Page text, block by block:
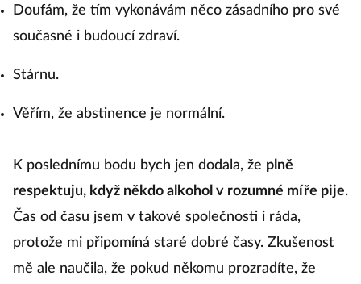
Doufám, že tím vykonávám něco zásadního pro své
současné i budoucí zdraví.
Stárnu.
Věřím, že abstinence je normální.
K poslednímu bodu bych jen dodala, že plně
respektuju, když někdo alkohol v rozumné míře pije.
Čas od času jsem v takové společnosti i ráda,
protože mi připomíná staré dobré časy. Zkušenost
mě ale naučila, že pokud někomu prozradíte, že